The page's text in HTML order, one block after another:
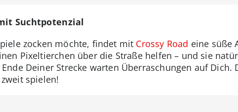
Suchtpotenzial
zocken möchte, findet mit Crossy Road eine süße
Pixeltierchen über die Straße helfen – und sie
Deiner Strecke warten Überraschungen auf Dich.
spielen!